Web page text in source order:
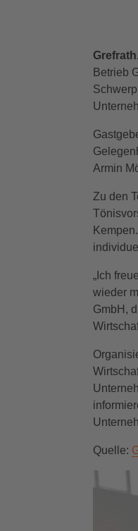
Betrieb
Armin
Zu den
„Ich
wieder
GmbH,
Quelle: